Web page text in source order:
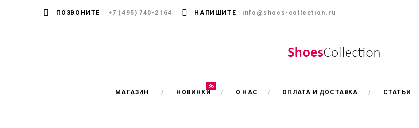
ПОЗВОНИТЕ +7 (495) 740-2164 НАПИШИТЕ info@shoes-collection.ru
МАГАЗИН НОВИНКИ
36
О НАС ОПЛАТА И ДОСТАВКА СТАТЬИ